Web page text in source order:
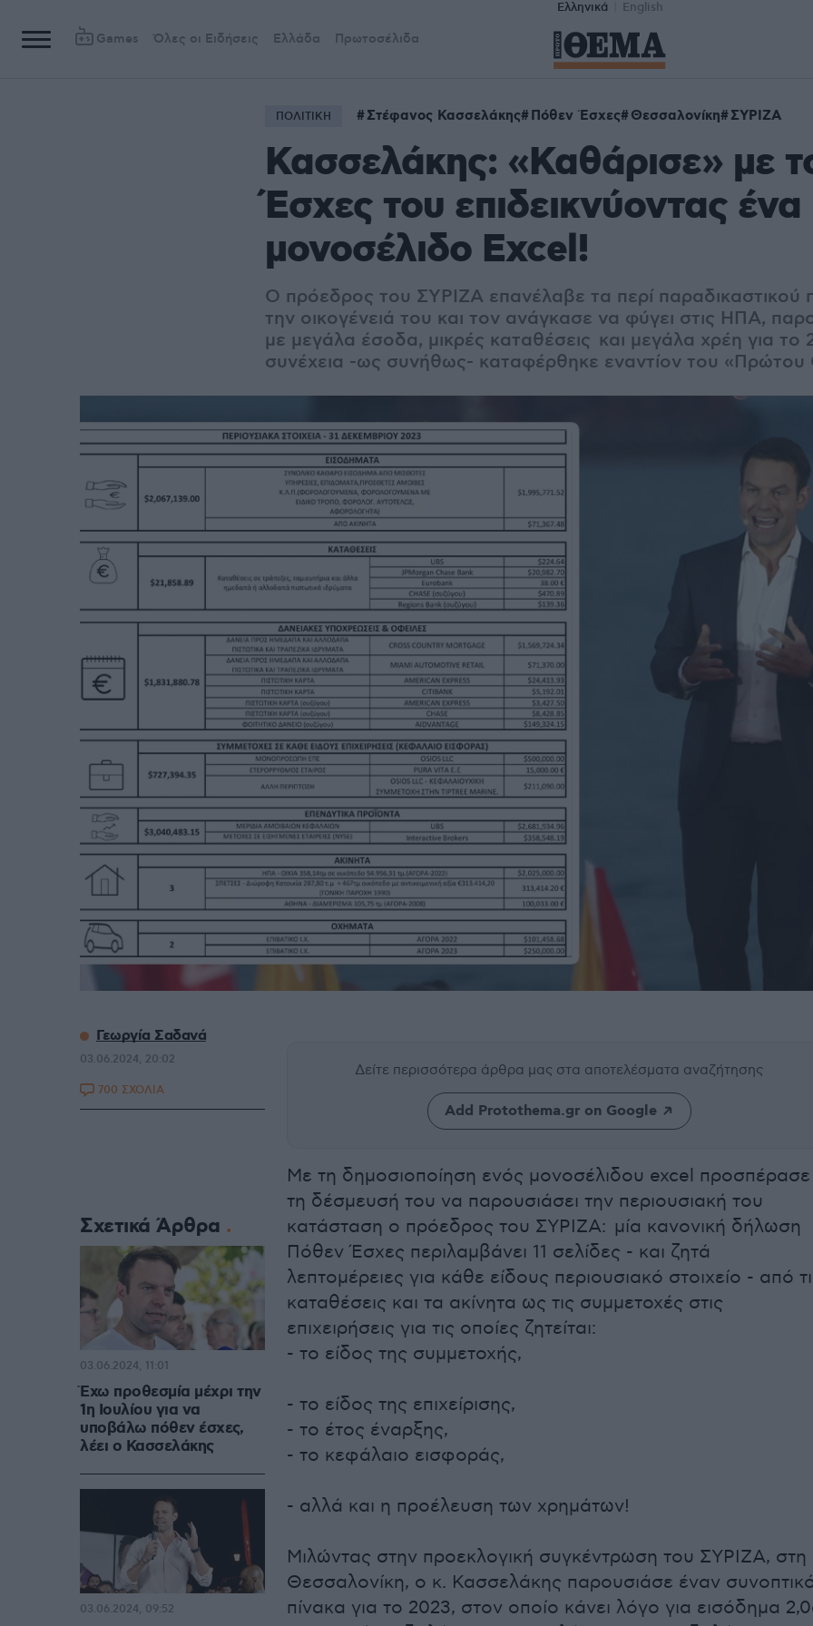
Ελληνικά English
Games Όλες οι Ειδήσεις Ελλάδα Πρωτοσέλιδα
ΠΟΛΙΤΙΚΗ Στέφανος Κασσελάκης Πόθεν Έσχες Θεσσαλονίκη ΣΥΡΙΖΑ
Κασσελάκης: «Καθάρισε» με
Έσχες του επιδεικνύοντας ένα
μονοσέλιδο Excel!
Ο πρόεδρος του ΣΥΡΙΖΑ επανέλαβε τα περί παραδικαστικού
την οικογένειά του και τον ανάγκασε να φύγει στις ΗΠΑ,
με μεγάλα έσοδα, μικρές καταθέσεις και μεγάλα χρέη για το
συνέχεια -ως συνήθως- καταφέρθηκε εναντίον του
Δείτε περισσότερα άρθρα μας στα αποτελέσματα αναζήτησης
Add Protothema.gr on Google
Με τη δημοσιοποίηση ενός μονοσέλιδου excel προσπέρασε
τη δέσμευσή του να παρουσιάσει την περιουσιακή του
κατάσταση ο πρόεδρος του ΣΥΡΙΖΑ: μία κανονική δήλωση
Πόθεν Έσχες περιλαμβάνει 11 σελίδες - και ζητά
λεπτομέρειες για κάθε είδους περιουσιακό στοιχείο - από
καταθέσεις και τα ακίνητα ως τις συμμετοχές στις
επιχειρήσεις για τις οποίες ζητείται:
- το είδος της συμμετοχής,
- το είδος της επιχείρισης,
- το έτος έναρξης,
- το κεφάλαιο εισφοράς,
- αλλά και η προέλευση των χρημάτων!
Μιλώντας στην προεκλογική συγκέντρωση του ΣΥΡΙΖΑ, στη
Θεσσαλονίκη, ο κ. Κασσελάκης παρουσιάσε έναν
πίνακα για το 2023, στον οποίο κάνει λόγο για εισόδημα
Γεωργία Σαδανά
03.06.2024, 20:02
700 ΣΧΟΛΙΑ
Σχετικά Άρθρα
Έχω προθεσμία μέχρι την
1η Ιουλίου για να
υποβάλω πόθεν έσχες,
λέει ο Κασσελάκης
03.06.2024, 11:01
03.06.2024, 09:52